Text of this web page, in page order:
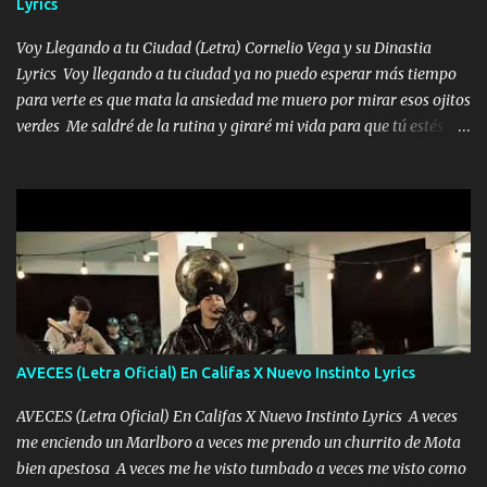
me encantes Decirte que me siento muy feliz y emocionado por
tenerte aquí espero que quiera...
Lyrics
Voy Llegando a tu Ciudad (Letra) Cornelio Vega y su Dinastia
Lyrics Voy llegando a tu ciudad ya no puedo esperar más tiempo
para verte es que mata la ansiedad me muero por mirar esos ojitos
verdes Me saldré de la rutina y giraré mi vida para que tú estés en
solo yo tendre el candado 🔒 del amor ❤️ Música Mil y un besos
para dar ya estando en tu ciudad no habrá quien lo detenga si las
copas van de más vayamos a un lugar y cerremos las puertas
Entre alcohol y besos se va incrementado el Fuego en esa
habitación ya no mires más el reloj Única por donde vas me curas
tú mi mal moviendo tu silueta no hay otra que te sea igual te ves
tan especial por eso es que me tientas Aquí estoy no dejaré que se
te acerque nadie porque solo yo tendre el candado 🔒 del a...
AVECES (Letra Oficial) En Califas X Nuevo Instinto Lyrics
AVECES (Letra Oficial) En Califas X Nuevo Instinto Lyrics A veces
me enciendo un Marlboro a veces me prendo un churrito de Mota
bien apestosa A veces me he visto tumbado a veces me visto como